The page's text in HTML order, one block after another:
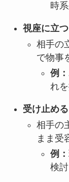
時
視座に立つ
相手の
で物事
例：
れ
受け止める
相手の
まま受
例：
検